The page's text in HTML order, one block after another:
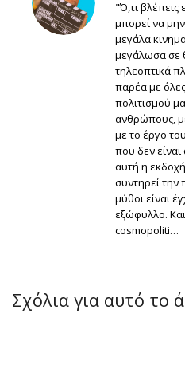
"Ό,τι βλέπεις
μπορεί να
μεγάλα
μεγάλωσα σε
τηλεοπτικά
παρέα με
πολιτισμού
ανθρώπους,
με το έργο
που δεν
αυτή η
συντηρεί την
μύθοι είναι
εξώφυλλο.
cosmopoliti…
Σχόλια για αυτό το